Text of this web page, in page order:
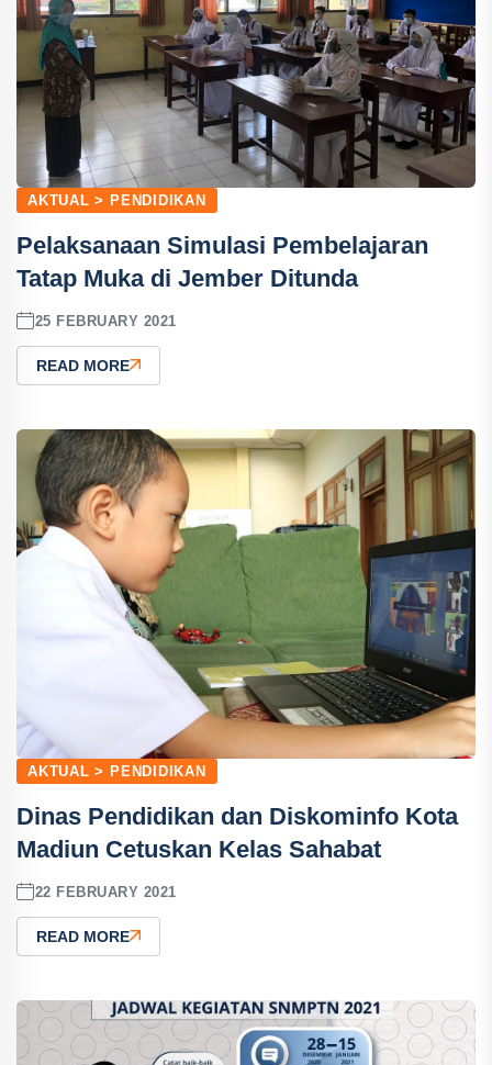
AKTUAL > PENDIDIKAN
Pelaksanaan Simulasi Pembelajaran
Tatap Muka di Jember Ditunda
25 FEBRUARY 2021
READ MORE
AKTUAL > PENDIDIKAN
Dinas Pendidikan dan Diskominfo Kota
Madiun Cetuskan Kelas Sahabat
22 FEBRUARY 2021
READ MORE